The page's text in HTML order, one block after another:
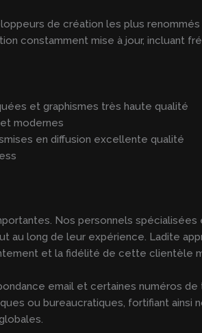
de création les plus
constamment mise à jour, incluant
et graphismes très haute qualité
modernes
en diffusion excellente qualité
Nos personnels
au long de leur expérience. Ladite
et la fidélité de cette clientèle
email et certaines numéros
ou bureaucratiques, fortifiant ainsi